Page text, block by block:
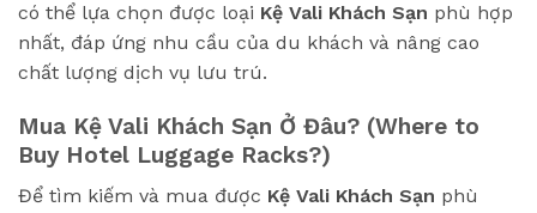
có thể lựa chọn được loại Kệ Vali Khách Sạn phù hợp
nhất, đáp ứng nhu cầu của du khách và nâng cao
chất lượng dịch vụ lưu trú.
Mua Kệ Vali Khách Sạn Ở Đâu? (Where to
Buy Hotel Luggage Racks?)
Để tìm kiếm và mua được Kệ Vali Khách Sạn phù